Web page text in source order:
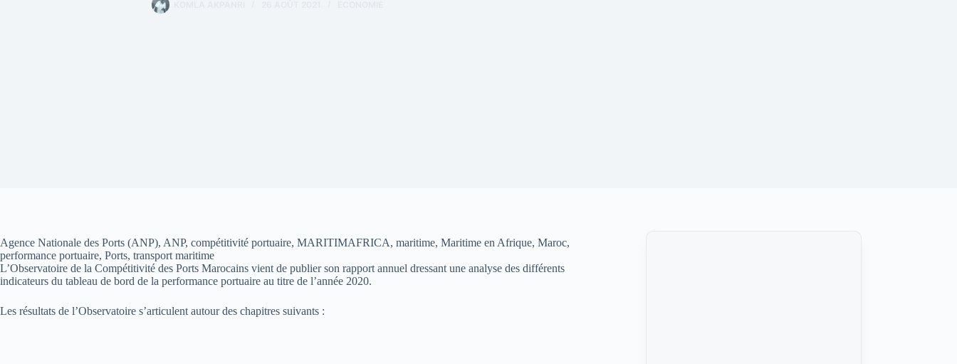
Agence Nationale des Ports (ANP), ANP, compétitivité portuaire, MARITIMAFRICA, maritime, Maritime en Afrique, Maroc,
performance portuaire, Ports, transport maritime
L’Observatoire de la Compétitivité des Ports Marocains vient de publier son rapport annuel dressant une analyse des différents
indicateurs du tableau de bord de la performance portuaire au titre de l’année 2020.
Les résultats de l’Observatoire s’articulent autour des chapitres suivants :